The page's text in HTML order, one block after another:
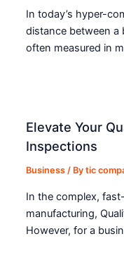
In today’s hyper-
distance between a
often measured in
Elevate Your
Inspections
Business / Bytic
In the complex,
manufacturing,
However, for a